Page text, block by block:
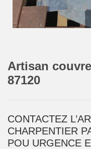
Artisan
87120
CONTACTEZ
CHARPENTIER
POU URGENCE